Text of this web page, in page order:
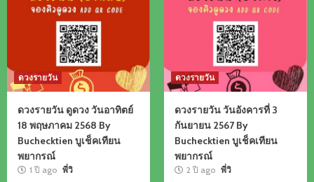
ดวงรายวัน
ดวงรายวัน ดูดวง วันอาทิตย์
18 พฤษภาคม 2568 By
Buchecktien บูเช็คเทียน
พยากรณ์
1 ปี ago พี่วิ
ดวงรายวัน
ดวงรายวัน วันอังคารที่ 3
กันยายน 2567 By
Buchecktien บูเช็คเทียน
พยากรณ์
2 ปี ago พี่วิ